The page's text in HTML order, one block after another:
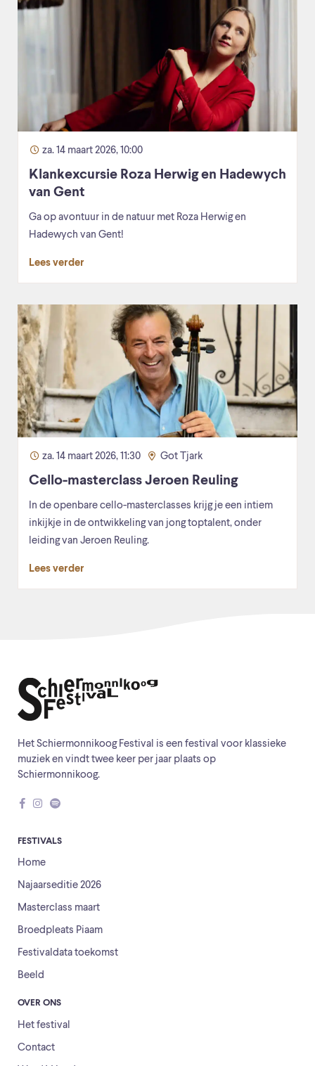
za. 14 maart 2026, 10:00
Klankexcursie Roza Herwig en Hadewych
van Gent
Ga op avontuur in de natuur met Roza Herwig en
Hadewych van Gent!
Lees verder
za. 14 maart 2026, 11:30 Got Tjark
Cello-masterclass Jeroen Reuling
In de openbare cello-masterclasses krijg je een intiem
inkijkje in de ontwikkeling van jong toptalent, onder
leiding van Jeroen Reuling.
Lees verder
Het Schiermonnikoog Festival is een festival voor klassieke
muziek en vindt twee keer per jaar plaats op
Schiermonnikoog.
FESTIVALS
Home
Najaarseditie 2026
Masterclass maart
Broedpleats Piaam
Festivaldata toekomst
Beeld
OVER ONS
Het festival
Contact